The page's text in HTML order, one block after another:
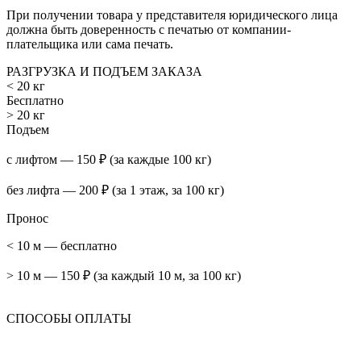
При получении товара у представителя юридического лица
должна быть доверенность с печатью от компании-
плательщика или сама печать.
РАЗГРУЗКА И ПОДЪЕМ ЗАКАЗА
< 20 кг
Бесплатно
> 20 кг
Подъем
с лифтом — 150 ₽ (за каждые 100 кг)
без лифта — 200 ₽ (за 1 этаж, за 100 кг)
Пронос
< 10 м — бесплатно
> 10 м — 150 ₽ (за каждый 10 м, за 100 кг)
СПОСОБЫ ОПЛАТЫ